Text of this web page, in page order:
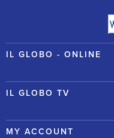
IL GLOBO - ONLINE
IL GLOBO TV
MY ACCOUNT